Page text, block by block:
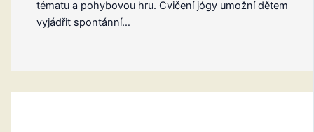
tématu a pohybovou hru. Cvičení jógy umožní dětem
vyjádřit spontánní…